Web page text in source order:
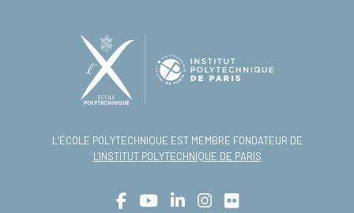
L’ÉCOLE POLYTECHNIQUE EST MEMBRE FONDATEUR DE
L'INSTITUT POLYTECHNIQUE DE PARIS